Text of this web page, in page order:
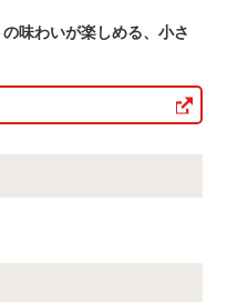
味わいが楽しめる、小さ